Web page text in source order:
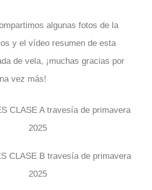
algunas fotos de la
y el vídeo resumen de esta
de vela, ¡muchas gracias por
vez más!